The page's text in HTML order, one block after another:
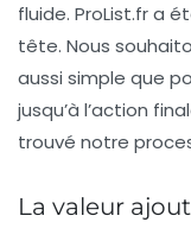
fluide. ProList.fr a
tête. Nous
aussi simple que
jusqu’à l’action
trouvé notre
La valeur